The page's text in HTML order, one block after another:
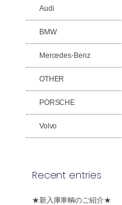
Audi
BMW
Mercedes-Benz
OTHER
PORSCHE
Volvo
Recent entries
★新入庫車輌のご紹介★